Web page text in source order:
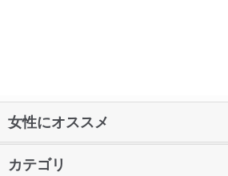
女性にオススメ
カテゴリ